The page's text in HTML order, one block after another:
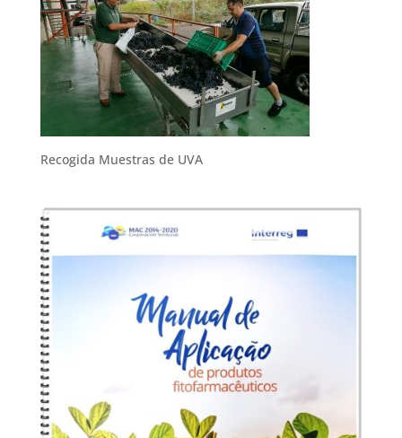
Recogida Muestras de UVA